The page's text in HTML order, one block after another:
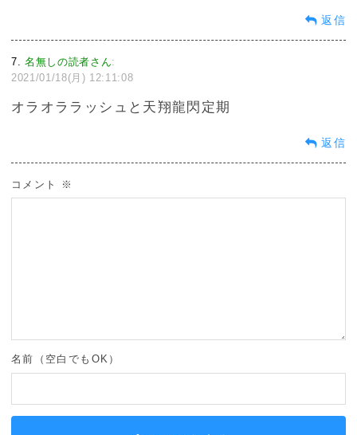
返信
7 名無しの読者さん:
2021/01/18(月) 12:11:08
オラオララッシュと天翔龍閃定期
返信
コメント ※
名前（空白でもOK）